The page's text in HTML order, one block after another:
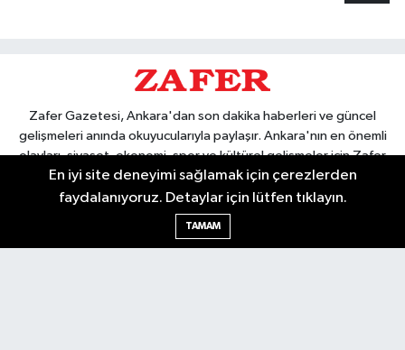
Zafer Gazetesi, Ankara'dan son dakika haberleri ve güncel
gelişmeleri anında okuyucularıyla paylaşır. Ankara'nın en önemli
olayları, siyaset, ekonomi, spor ve kültürel gelişmeler için Zafer
Gazetesi'ni takip edin. Başkentin güvendiği haber kaynağı.
En iyi site deneyimi sağlamak için çerezlerden
faydalanıyoruz. Detaylar için lütfen tıklayın.
TAMAM